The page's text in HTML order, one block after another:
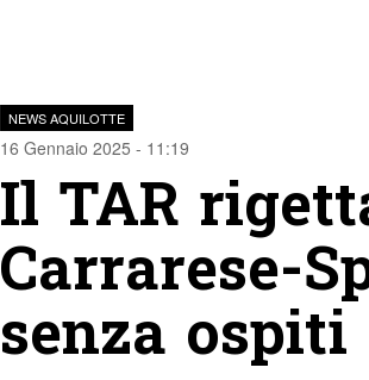
NEWS AQUILOTTE
16 Gennaio 2025 - 11:19
Il TAR
Carrarese-
senza ospiti